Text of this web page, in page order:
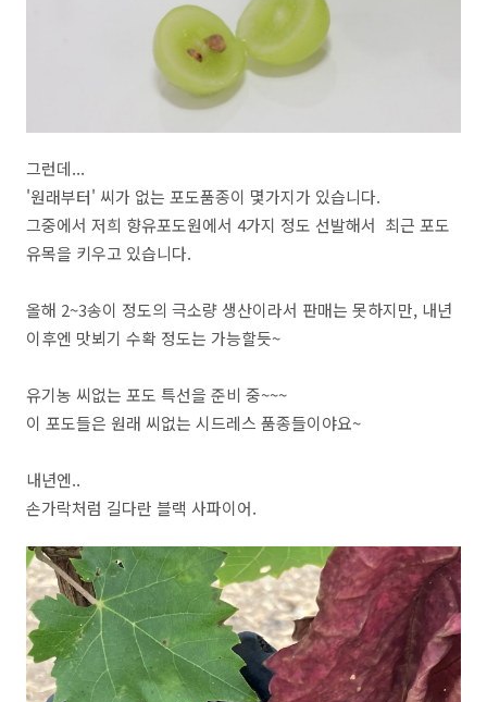
그런데...
'원래부터' 씨가 없는 포도품종이 몇가지가 있습니다.
그중에서 저희 향유포도원에서 4가지 정도 선발해서 최근 포도
유목을 키우고 있습니다.
올해 2~3송이 정도의 극소량 생산이라서 판매는 못하지만, 내년
이후엔 맛뵈기 수확 정도는 가능할듯~
유기농 씨없는 포도 특선을 준비 중~~~
이 포도들은 원래 씨없는 시드레스 품종들이야요~
내년엔..
손가락처럼 길다란 블랙 사파이어.